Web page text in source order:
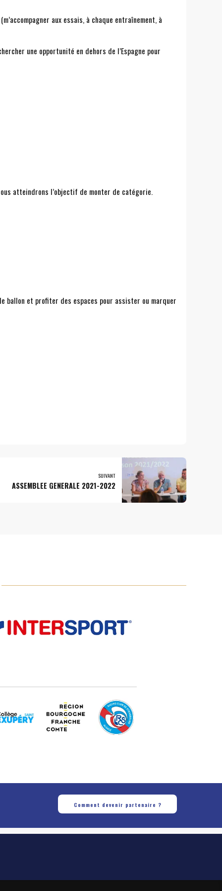
aux essais, à chaque entraînement, à
une opportunité en dehors de l’Espagne pour
atteindrons l’objectif de monter de catégorie.
ballon et profiter des espaces pour assister ou marquer
SUIVANT
ASSEMBLEE GENERALE 2021-2022
Comment devenir partenaire ?